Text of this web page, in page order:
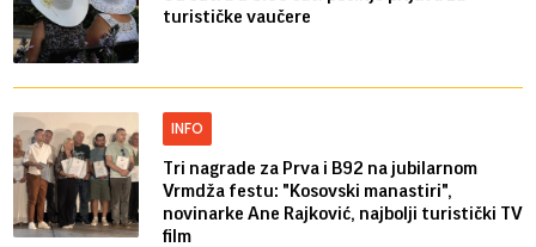
turističke vaučere
INFO
Tri nagrade za Prva i B92 na jubilarnom
Vrmdža festu: "Kosovski manastiri",
novinarke Ane Rajković, najbolji turistički TV
film